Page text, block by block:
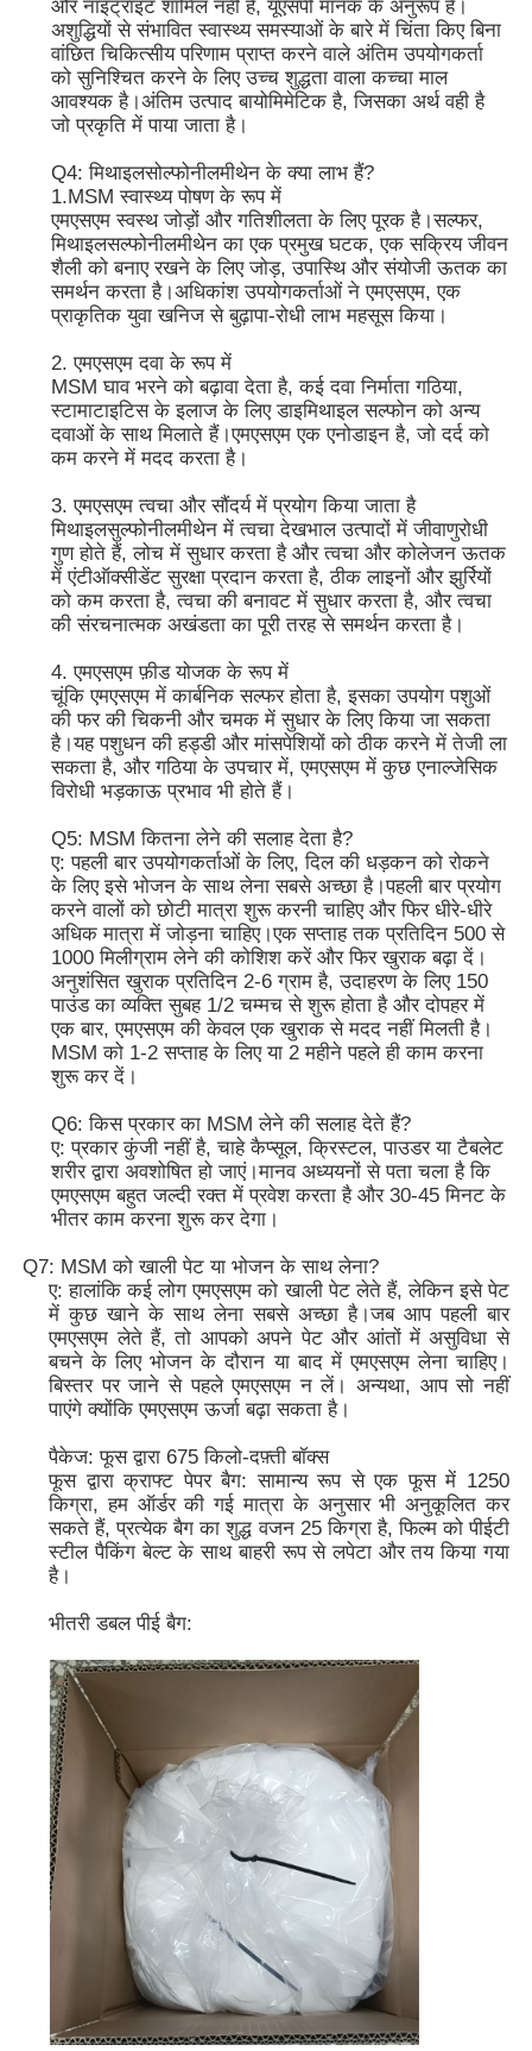
शुद्ध एमएसएम क्रिस्टल
और नाइट्राइट शामिल नहीं है, यूएसपी मानक के अनुरूप है।
अशुद्धियों से संभावित स्वास्थ्य समस्याओं के बारे में चिंता किए बिना
वांछित चिकित्सीय परिणाम प्राप्त करने वाले अंतिम उपयोगकर्ता
को सुनिश्चित करने के लिए उच्च शुद्धता वाला कच्चा माल
आवश्यक है।अंतिम उत्पाद बायोमिमेटिक है, जिसका अर्थ वही है
जो प्रकृति में पाया जाता है।
Q4: मिथाइलसोल्फोनीलमीथेन के क्या लाभ हैं?
1.MSM स्वास्थ्य पोषण के रूप में
एमएसएम स्वस्थ जोड़ों और गतिशीलता के लिए पूरक है।सल्फर,
मिथाइलसल्फोनीलमीथेन का एक प्रमुख घटक, एक सक्रिय जीवन
शैली को बनाए रखने के लिए जोड़, उपास्थि और संयोजी ऊतक का
समर्थन करता है।अधिकांश उपयोगकर्ताओं ने एमएसएम, एक
प्राकृतिक युवा खनिज से बुढ़ापा-रोधी लाभ महसूस किया।
2. एमएसएम दवा के रूप में
MSM घाव भरने को बढ़ावा देता है, कई दवा निर्माता गठिया,
स्टामाटाइटिस के इलाज के लिए डाइमिथाइल सल्फोन को अन्य
दवाओं के साथ मिलाते हैं।एमएसएम एक एनोडाइन है, जो दर्द को
कम करने में मदद करता है।
3. एमएसएम त्वचा और सौंदर्य में प्रयोग किया जाता है
मिथाइलसुल्फोनीलमीथेन में त्वचा देखभाल उत्पादों में जीवाणुरोधी
गुण होते हैं, लोच में सुधार करता है और त्वचा और कोलेजन ऊतक
में एंटीऑक्सीडेंट सुरक्षा प्रदान करता है, ठीक लाइनों और झुर्रियों
को कम करता है, त्वचा की बनावट में सुधार करता है, और त्वचा
की संरचनात्मक अखंडता का पूरी तरह से समर्थन करता है।
4. एमएसएम फ़ीड योजक के रूप में
चूंकि एमएसएम में कार्बनिक सल्फर होता है, इसका उपयोग पशुओं
की फर की चिकनी और चमक में सुधार के लिए किया जा सकता
है।यह पशुधन की हड्डी और मांसपेशियों को ठीक करने में तेजी ला
सकता है, और गठिया के उपचार में, एमएसएम में कुछ एनाल्जेसिक
विरोधी भड़काऊ प्रभाव भी होते हैं।
Q5: MSM कितना लेने की सलाह देता है?
ए: पहली बार उपयोगकर्ताओं के लिए, दिल की धड़कन को रोकने
के लिए इसे भोजन के साथ लेना सबसे अच्छा है।पहली बार प्रयोग
करने वालों को छोटी मात्रा शुरू करनी चाहिए और फिर धीरे-धीरे
अधिक मात्रा में जोड़ना चाहिए।एक सप्ताह तक प्रतिदिन 500 से
1000 मिलीग्राम लेने की कोशिश करें और फिर खुराक बढ़ा दें।
अनुशंसित खुराक प्रतिदिन 2-6 ग्राम है, उदाहरण के लिए 150
पाउंड का व्यक्ति सुबह 1/2 चम्मच से शुरू होता है और दोपहर में
एक बार, एमएसएम की केवल एक खुराक से मदद नहीं मिलती है।
MSM को 1-2 सप्ताह के लिए या 2 महीने पहले ही काम करना
शुरू कर दें।
Q6: किस प्रकार का MSM लेने की सलाह देते हैं?
ए: प्रकार कुंजी नहीं है, चाहे कैप्सूल, क्रिस्टल, पाउडर या टैबलेट
शरीर द्वारा अवशोषित हो जाएं।मानव अध्ययनों से पता चला है कि
एमएसएम बहुत जल्दी रक्त में प्रवेश करता है और 30-45 मिनट के
भीतर काम करना शुरू कर देगा।
Q7: MSM को खाली पेट या भोजन के साथ लेना?
ए: हालांकि कई लोग एमएसएम को खाली पेट लेते हैं, लेकिन इसे पेट
में कुछ खाने के साथ लेना सबसे अच्छा है।जब आप पहली बार
एमएसएम लेते हैं, तो आपको अपने पेट और आंतों में असुविधा से
बचने के लिए भोजन के दौरान या बाद में एमएसएम लेना चाहिए।
बिस्तर पर जाने से पहले एमएसएम न लें। अन्यथा, आप सो नहीं
पाएंगे क्योंकि एमएसएम ऊर्जा बढ़ा सकता है।
पैकेज: फूस द्वारा 675 किलो-दफ़्ती बॉक्स
फूस द्वारा क्राफ्ट पेपर बैग: सामान्य रूप से एक फूस में 1250
किग्रा, हम ऑर्डर की गई मात्रा के अनुसार भी अनुकूलित कर
सकते हैं, प्रत्येक बैग का शुद्ध वजन 25 किग्रा है, फिल्म को पीईटी
स्टील पैकिंग बेल्ट के साथ बाहरी रूप से लपेटा और तय किया गया
है।
भीतरी डबल पीई बैग: